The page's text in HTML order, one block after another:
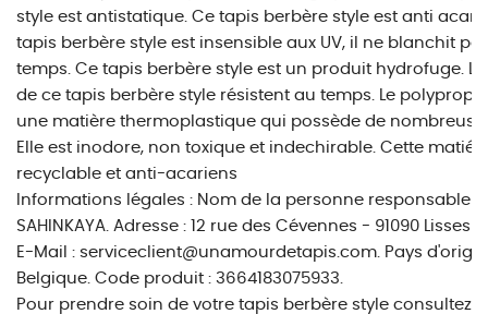
style est antistatique. Ce tapis berbère style est anti
tapis berbère style est insensible aux UV, il ne blanchit
temps. Ce tapis berbère style est un produit hydrofuge.
de ce tapis berbère style résistent au temps. Le
une matière thermoplastique qui possède de
Elle est inodore, non toxique et indechirable. Cette
recyclable et anti-acariens
Informations légales : Nom de la personne responsable :
SAHINKAYA. Adresse : 12 rue des Cévennes - 91090 Lisses
E-Mail : serviceclient@unamourdetapis.com. Pays
Belgique. Code produit : 3664183075933.
Pour prendre soin de votre tapis berbère style consultez